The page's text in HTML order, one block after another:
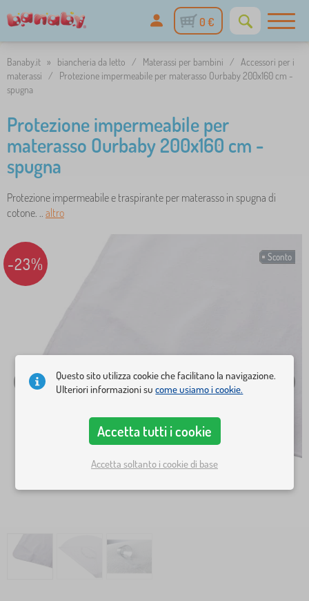
0 €
Banaby.it » biancheria da letto / Materassi per bambini / Accessori per i
materassi
/
Protezione impermeabile per materasso Ourbaby 200x160 cm -
spugna
Protezione impermeabile per
materasso Ourbaby 200x160 cm -
spugna
Protezione impermeabile e traspirante per materasso in spugna di
cotone. .. altro
Sconto
-23%
Questo sito utilizza cookie che facilitano la navigazione.
Ulteriori informazioni sucome usiamo i cookie.
Accetta tutti i cookie
Accetta soltanto i cookie di base